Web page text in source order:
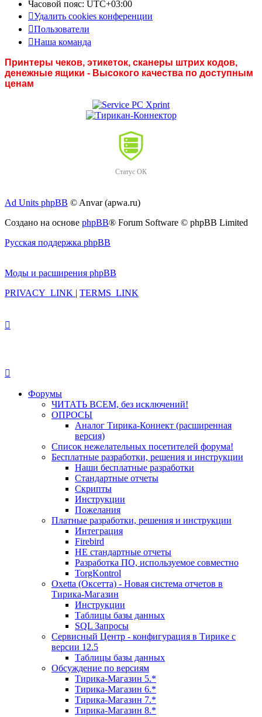
Часовой пояс: UTC+03:00
Удалить cookies конференции
Пользователи
Наша команда
Принтеры чеков, этикеток, сканеры штрих кодов,
денежные ящики - Высокого качества по доступным
ценам
Статус ОК
Ad Units phpBB © Anvar (apwa.ru)
Создано на основе phpBB® Forum Software © phpBB Limited
Русская поддержка phpBB
Моды и расширения phpBB
PRIVACY_LINK | TERMS_LINK
Форумы
ЧИТАТЬ ВСЕМ, без исключений!
ОПРОСЫ
Аналог Тирика-Коннект (расширенная
версия)
Список нежелательных посетителей форума!
Бесплатные разработки, решения и инструкции
Наши бесплатные разработки
Стандартные отчеты
Скрипты
Инструкции
Пожелания
Платные разработки, решения и инструкции
Интеграция
Firebird
НЕ стандартные отчеты
Разработка ПО, используемое совместно
TorgKontrol
Oxetta (Оксетта) - Новая система отчетов в
Тирика-Магазин
Инструкции
Таблицы базы данных
SQL Запросы
Сервисный Центр - конфигурация в Тирике с
версии 12.5
Таблицы базы данных
Обсуждение по версиям
Тирика-Магазин 5.*
Тирика-Магазин 6.*
Тирика-Магазин 7.*
Тирика-Магазин 8.*